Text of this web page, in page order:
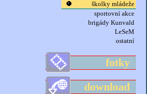
školky mládeže
sportovní akce
brigády Kunvald
LeSeM
ostatní
fotky
download